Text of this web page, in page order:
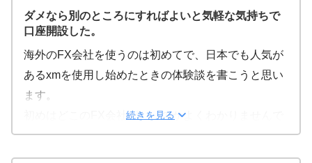
上の損失が出ることもしばしばありますが、証拠金
以上の損失が出ないのはXMの大きなメリットだと感
じています。
一方で、デメリットもいくつか感じました。
まず、海外の業者であるため操作方法を習得するま
でに多少苦労をしてしまいます。
円を使い利益が出るかどうかゆっくり焦らず見てい
くのもいいかもしれません。
トレードはいいときもあれば悪いときもあるので無
理せず進めていくことが大事だと思います。
私もまだ始めたばかりで初心者なのでいいとき悪い
ときの見極めがまだ分からないので、ある意味これ
はギャンブル。
とても高いリスクのある事なので本当にしっかりと
ダメなら別のところにすればよいと気軽な気持ちで
口座開設した。
海外のFX会社を使うのは初めてで、日本でも人気が
あるxmを使用し始めたときの体験談を書こうと思い
ます。
初めはどこのFX会社がいいのかよくわかりませんで
した。
でも口座開設は0円ですし、維持も無料なので、口座
続きを見る